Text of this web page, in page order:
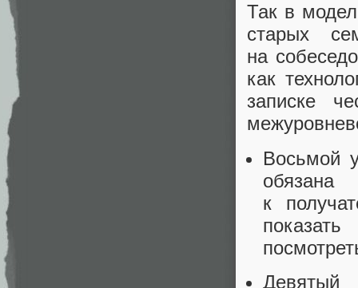
Так в
старых
на
как
записке
Восьмой
обязана
к